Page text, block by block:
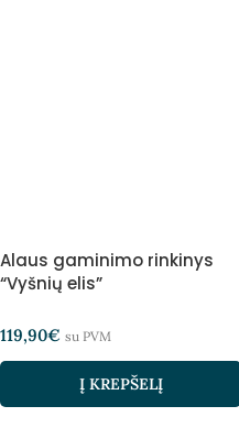
Alaus gaminimo rinkinys
“Vyšnių elis”
119,90€ su PVM
Į KREPŠELĮ